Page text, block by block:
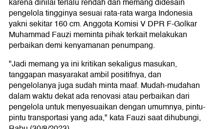
pengelola tingginya sesuai rata-rata warga Indonesia
yakni sekitar 160 cm. Anggota Komisi V DPR F-Golkar
Muhammad Fauzi meminta pihak terkait melakukan
perbaikan demi kenyamanan penumpang.
"Jadi memang ya ini kritikan sekaligus masukan,
tanggapan masyarakat ambil positifnya, dan
pengelolanya juga sudah minta maaf. Mudah-mudahan
dalam waktu dekat ada renovasi atau perbaikan dari
pengelola untuk menyesuaikan dengan umumnya, pintu-
pintu transportasi yang ada," kata Fauzi saat dihubungi,